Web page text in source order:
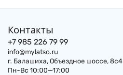
Контакты
+7 985 226 79 99
info@mylatso.ru
г. Балашиха, Объездное шоссе, 8с4
Пн-Вс 10:00—17:00